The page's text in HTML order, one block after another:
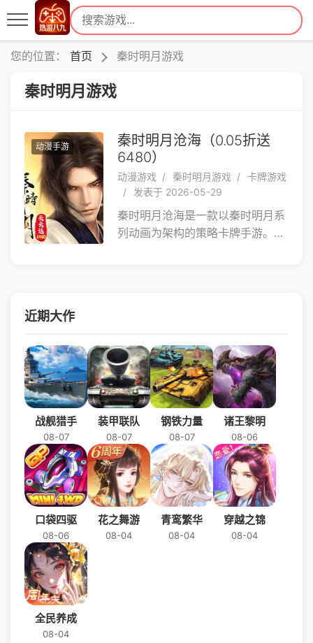
您的位置： 首页 秦时明月游戏
秦时明月游戏
动漫手游
秦时明月沧海（0.05折送
6480）
动漫游戏 秦时明月游戏
卡牌游戏
发表于 2026-05-29
秦时明月沧海是一款以秦时明月系
列动画为架构的策略卡牌手游。游
有每天赠送的6480代金券，快来
试试这款正版秦时明月IP手游吧！
近期大作
战舰猎手
08-07
装甲联队
08-07
钢铁力量
08-07
诸王黎明
08-06
口袋四驱
08-06
花之舞游
08-04
青鸾繁华
08-04
穿越之锦
08-04
全民养成
08-04